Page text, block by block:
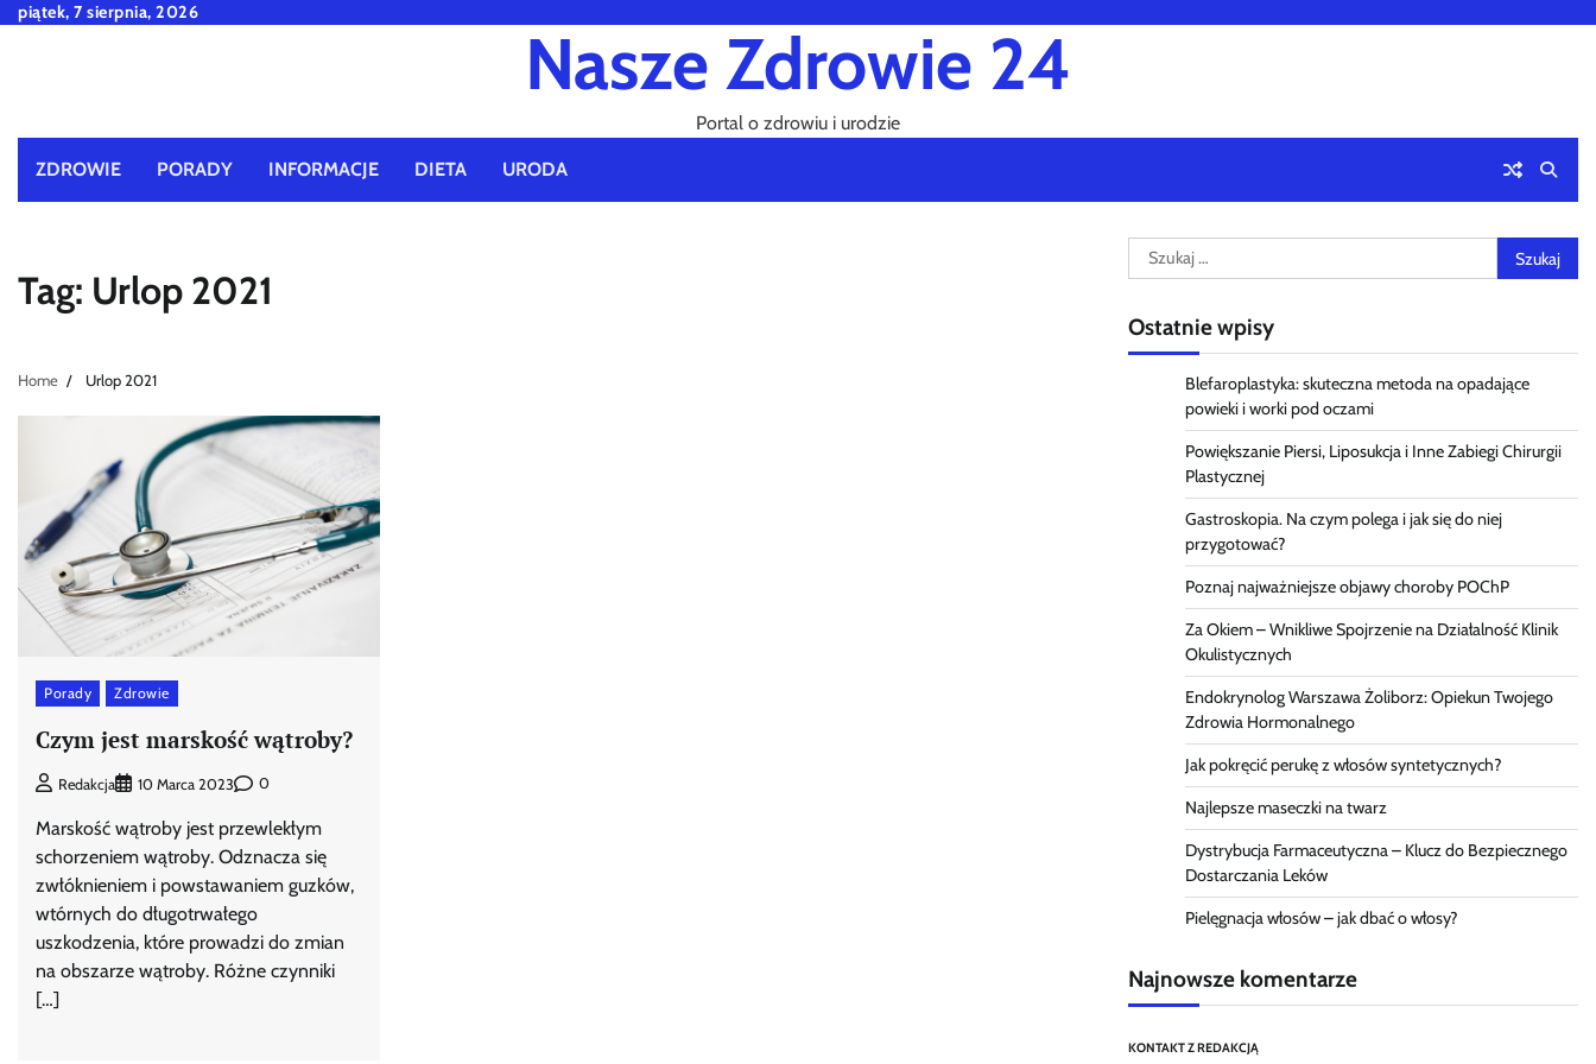
Skippiątek, 7 sierpnia, 2026
Nasze Zdrowie 24
Portal o zdrowiu i urodzie
ZDROWIE PORADY INFORMACJE DIETA URODA
Tag: Urlop 2021
Home Urlop 2021
Porady Zdrowie
Czym jest marskość wątroby?
Redakcja 10 Marca 2023 0
Marskość wątroby jest przewlekłym
schorzeniem wątroby. Odznacza się
zwłóknieniem i powstawaniem guzków,
wtórnych do długotrwałego
uszkodzenia, które prowadzi do zmian
na obszarze wątroby. Różne czynniki
[…]
Szukaj:
Ostatnie wpisy
Blefaroplastyka: skuteczna metoda na opadające
powieki i worki pod oczami
Powiększanie Piersi, Liposukcja i Inne Zabiegi Chirurgii
Plastycznej
Gastroskopia. Na czym polega i jak się do niej
przygotować?
Poznaj najważniejsze objawy choroby POChP
Za Okiem – Wnikliwe Spojrzenie na Działalność Klinik
Okulistycznych
Endokrynolog Warszawa Żoliborz: Opiekun Twojego
Zdrowia Hormonalnego
Jak pokręcić perukę z włosów syntetycznych?
Najlepsze maseczki na twarz
Dystrybucja Farmaceutyczna – Klucz do Bezpiecznego
Dostarczania Leków
Pielęgnacja włosów – jak dbać o włosy?
Najnowsze komentarze
KONTAKT Z REDAKCJĄ